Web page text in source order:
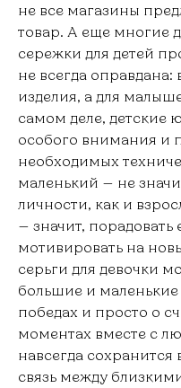
не все магазины
товар. А еще многие
сережки для детей
не всегда оправдана:
изделия, а для
самом деле, детские
особого внимания и
необходимых
маленький — не
личности, как и
— значит, порадовать
мотивировать на
серьги для девочки
большие и
победах и просто о
моментах вместе с
навсегда сохранится
связь между